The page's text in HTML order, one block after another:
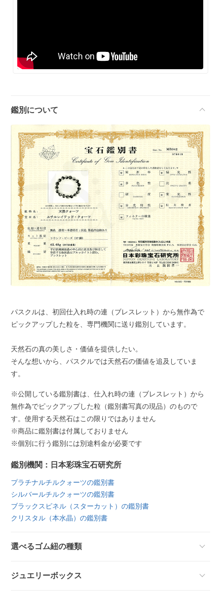
鑑別について
パスクルは、初回仕入れ時の連（ブレスレット）から無作為で
ピックアップした粒を、専門機関に送り鑑別しています。
天然石の真の美しさ・価値を提供したい。
そんな想いから、パスクルでは天然石の価値を追及していま
す。
※公開している鑑別書は、仕入れ時の連（ブレスレット）から
無作為でピックアップした粒（鑑別書写真の現品）のもので
す。使用する天然石はこの限りではありません
※商品に鑑別書は付属しておりません
※個別に行う鑑別には別途料金が必要です
鑑別機関：日本彩珠宝石研究所
プラチナルチルクォーツの鑑別書
シルバールチルクォーツの鑑別書
ブラックスピネル（スターカット）の鑑別書
クリスタル（本水晶）の鑑別書
選べるゴム紐の種類
ジュエリーボックス